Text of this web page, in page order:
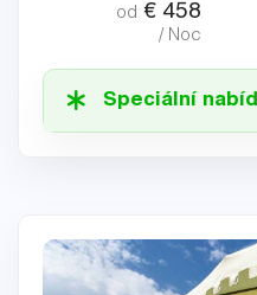
od € 458
/ Noc
Speciální